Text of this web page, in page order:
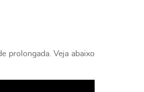
prolongada. Veja abaixo